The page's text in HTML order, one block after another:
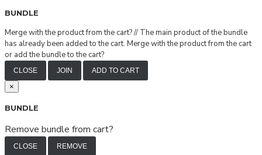
BUNDLE
Merge with the product from the cart?// The main product of the bundle
has already been added to the cart. Merge with the product from the cart
or add the bundle to the cart?
CLOSE JOIN ADD TO CART
×
BUNDLE
Remove bundle from cart?
CLOSE REMOVE